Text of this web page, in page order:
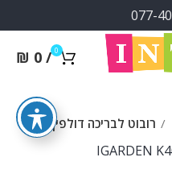
0
/
₪ 0
רובוט לבריכה דולפין